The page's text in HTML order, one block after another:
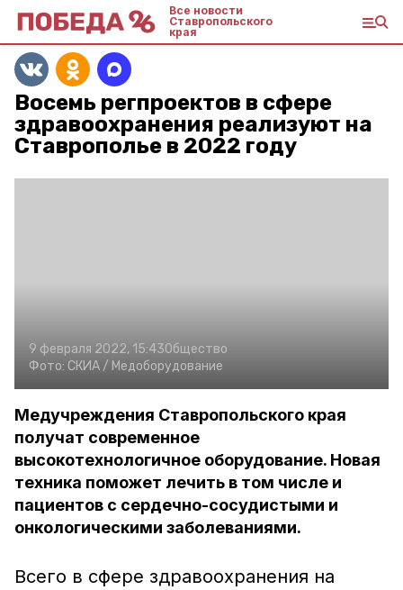
Все новости
Ставропольского
края
Восемь регпроектов в сфере
здравоохранения реализуют на
Ставрополье в 2022 году
9 февраля 2022, 15:43Общество
Фото: СКИА / Медоборудование
Медучреждения Ставропольского края
получат современное
высокотехнологичное оборудование. Новая
техника поможет лечить в том числе и
пациентов с сердечно-сосудистыми и
онкологическими заболеваниями.
Всего в сфере здравоохранения на